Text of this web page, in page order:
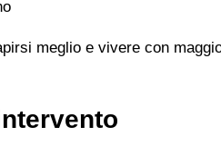
meglio e vivere con